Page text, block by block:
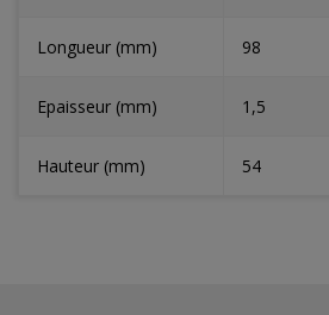
Longueur (mm) 98
Epaisseur (mm) 1,5
Hauteur (mm) 54